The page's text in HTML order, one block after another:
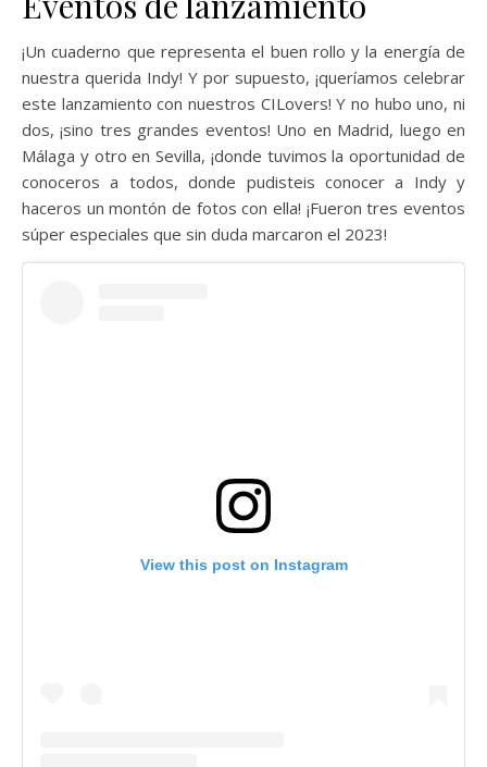
¡Un cuaderno que representa el buen rollo y la energía de
nuestra querida Indy! Y por supuesto, ¡queríamos celebrar
este lanzamiento con nuestros CILovers! Y no hubo uno, ni
dos, ¡sino tres grandes eventos! Uno en Madrid, luego en
Málaga y otro en Sevilla, ¡donde tuvimos la oportunidad de
conoceros a todos, donde pudisteis conocer a Indy y
haceros un montón de fotos con ella! ¡Fueron tres eventos
súper especiales que sin duda marcaron el 2023!
View this post on Instagram